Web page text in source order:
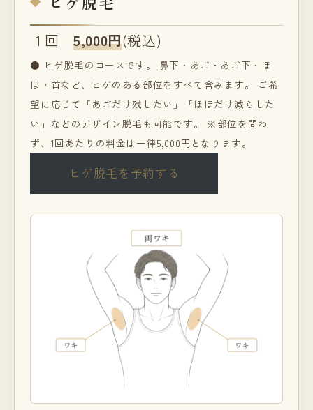
１回5,000円(税込)
● ヒゲ脱毛のコースです。 鼻下・あご・あご下・ほ
ほ・首など、ヒゲのある部位をすべて含みます。 ご希
望に応じて「あごだけ残したい」「ほほだけ減らした
い」などのデザイン脱毛も可能です。 ※部位を問わ
ず、1回あたりの料金は一律5,000円となります。
ヒゲ脱毛を予約する